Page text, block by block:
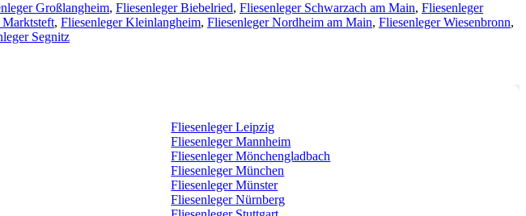
Großlangheim, Fliesenleger Biebelried, Fliesenleger Schwarzach am Main, Fliesenleger
Marktsteft, Fliesenleger Kleinlangheim, Fliesenleger Nordheim am Main, Fliesenleger Wiesenbronn,
Segnitz
Fliesenleger Leipzig
Fliesenleger Mannheim
Fliesenleger Mönchengladbach
Fliesenleger München
Fliesenleger Münster
Fliesenleger Nürnberg